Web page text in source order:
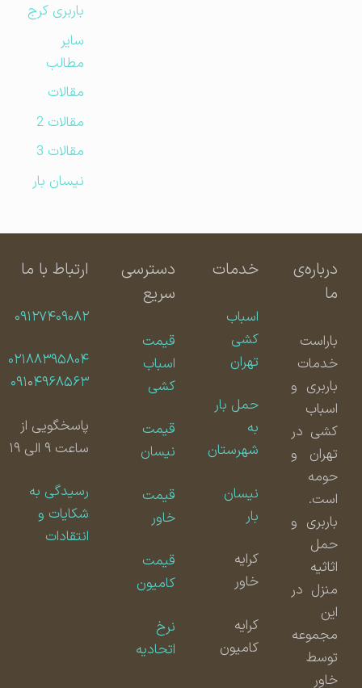
باربری کرج
مطالب
مقالات
مقالات 2
مقالات 3
نیسان بار
درباره‌ی
باراست
خدمات
باربری و
اسباب
کشی در
تهران و
حومه
است.
باربری و
حمل
اثاثیه
منزل در
مجموعه
توسط
خدمات
اسباب
کشی
تهران
حمل بار
شهرستان
نیسان
کامیون
دسترسی
سریع
قیمت
اسباب
کشی
قیمت
نیسان
قیمت
قیمت
کامیون
اتحادیه
ارتباط با ما
۰۹۱۲۷۴۰۹۰۸۲
۰۲۱۸۸۳۹۵۸۰۴
۰۹۱۰۴۹۶۸۵۶۳
پاسخگویی از
ساعت ۹ الی ۱۹
رسیدگی به
شکایات و
انتقادات